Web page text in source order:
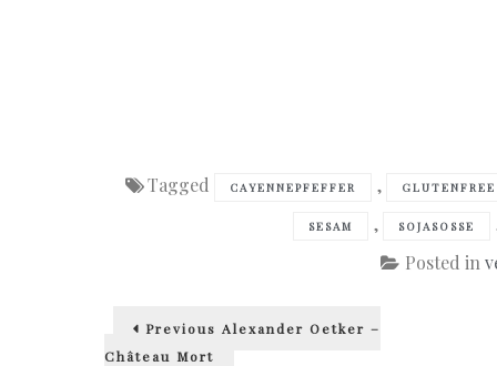
Tagged CAYENNEPFEFFER , GLUTENFREE
SESAM , SOJASOSSE
Posted in
Beitragsnavigation
Previous
Previous
Alexander Oetker –
Château Mort